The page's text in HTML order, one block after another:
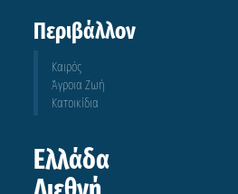
Περιβάλλον
Καιρός
Άγροια Ζωή
Κατοικίδια
Ελλάδα